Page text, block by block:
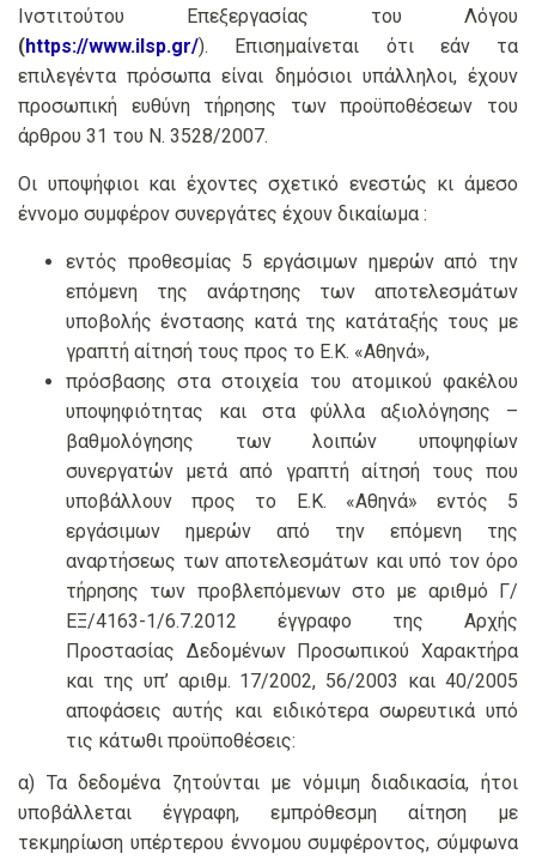
Ινστιτούτου Επεξεργασίας του Λόγου
(https://www.ilsp.gr/). Επισημαίνεται ότι εάν τα
επιλεγέντα πρόσωπα είναι δημόσιοι υπάλληλοι, έχουν
προσωπική ευθύνη τήρησης των προϋποθέσεων του
άρθρου 31 του Ν. 3528/2007.
Οι υποψήφιοι και έχοντες σχετικό ενεστώς κι άμεσο
έννομο συμφέρον συνεργάτες έχουν δικαίωμα :
εντός προθεσμίας 5 εργάσιμων ημερών από την
επόμενη της ανάρτησης των αποτελεσμάτων
υποβολής ένστασης κατά της κατάταξής τους με
γραπτή αίτησή τους προς το Ε.Κ. «Αθηνά»,
πρόσβασης στα στοιχεία του ατομικού φακέλου
υποψηφιότητας και στα φύλλα αξιολόγησης –
βαθμολόγησης των λοιπών υποψηφίων
συνεργατών μετά από γραπτή αίτησή τους που
υποβάλλουν προς το Ε.Κ. «Αθηνά» εντός 5
εργάσιμων ημερών από την επόμενη της
αναρτήσεως των αποτελεσμάτων και υπό τον όρο
τήρησης των προβλεπόμενων στο με αριθμό Γ/
ΕΞ/4163-1/6.7.2012 έγγραφο της Αρχής
Προστασίας Δεδομένων Προσωπικού Χαρακτήρα
και της υπ’ αριθμ. 17/2002, 56/2003 και 40/2005
αποφάσεις αυτής και ειδικότερα σωρευτικά υπό
τις κάτωθι προϋποθέσεις:
α) Τα δεδομένα ζητούνται με νόμιμη διαδικασία, ήτοι
υποβάλλεται έγγραφη, εμπρόθεσμη αίτηση με
τεκμηρίωση υπέρτερου έννομου συμφέροντος, σύμφωνα